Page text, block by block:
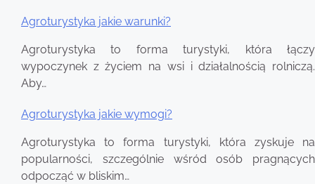
Agroturystyka jakie warunki?
Agroturystyka to forma turystyki, która łączy
wypoczynek z życiem na wsi i działalnością rolniczą.
Aby…
Agroturystyka jakie wymogi?
Agroturystyka to forma turystyki, która zyskuje na
popularności, szczególnie wśród osób pragnących
odpocząć w bliskim…
Nawigacja
wpisu